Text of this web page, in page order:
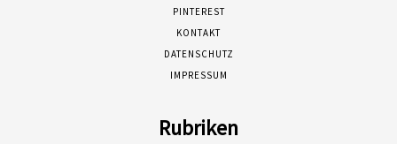
PINTEREST
KONTAKT
DATENSCHUTZ
IMPRESSUM
Rubriken